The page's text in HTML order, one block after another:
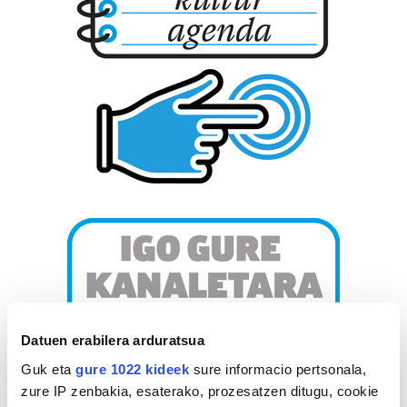
Datuen erabilera arduratsua
Guk eta gure 1022 kideek sure informacio pertsonala,
zure IP zenbakia, esaterako, prozesatzen ditugu, cookie